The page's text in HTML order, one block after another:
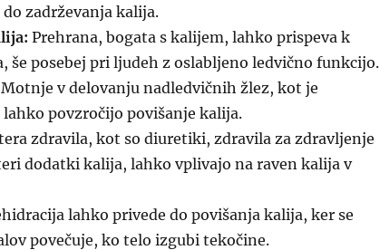
zadrževanja kalija.
Prehrana, bogata s kalijem, lahko prispeva k
še posebej pri ljudeh z oslabljeno ledvično funkcijo.
Motnje v delovanju nadledvičnih žlez, kot je
povzročijo povišanje kalija.
zdravila, kot so diuretiki, zdravila za zdravljenje
dodatki kalija, lahko vplivajo na raven kalija v
lahko privede do povišanja kalija, ker se
povečuje, ko telo izgubi tekočine.